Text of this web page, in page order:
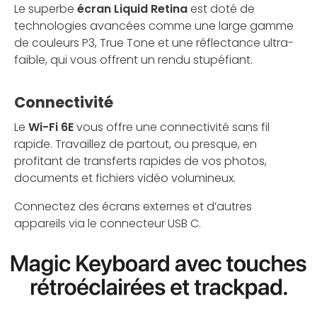
Le superbe écran Liquid Retinaest doté de
technologies avancées comme une large gamme
de couleurs P3, True Tone et une réflectance ultra-
faible, qui vous offrent un rendu stupéfiant.
Connectivité
Le Wi-Fi 6Evous offre une connectivité sans fil
rapide. Travaillez de partout, ou presque, en
profitant de transferts rapides de vos photos,
documents et fichiers vidéo volumineux.
Connectez des écrans externes et d’autres
appareils via le connecteur USB C.